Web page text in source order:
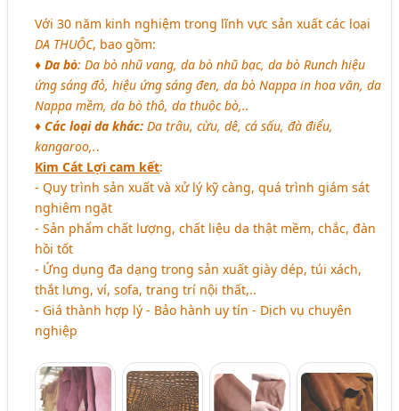
Với 30 năm kinh nghiệm trong lĩnh vực sản xuất các loại
DA THUỘC, bao gồm:
♦ Da bò: Da bò nhũ vang, da bò nhũ bạc, da bò Runch hiệu
ứng sáng đỏ, hiệu ứng sáng đen, da bò Nappa in hoa văn, da
Nappa mềm, da bò thô, da thuộc bò,..
♦ Các loại da khác: Da trâu, cừu, dê, cá sấu, đà điểu,
kangaroo,..
Kim Cát Lợi cam kết:
- Quy trình sản xuất và xử lý kỹ càng, quá trình giám sát
nghiêm ngặt
- Sản phẩm chất lượng, chất liệu da thật mềm, chắc, đàn
hồi tốt
- Ứng dụng đa dạng trong sản xuất giày dép, túi xách,
thắt lưng, ví, sofa, trang trí nội thất,..
- Giá thành hợp lý - Bảo hành uy tín - Dịch vụ chuyên
nghiệp